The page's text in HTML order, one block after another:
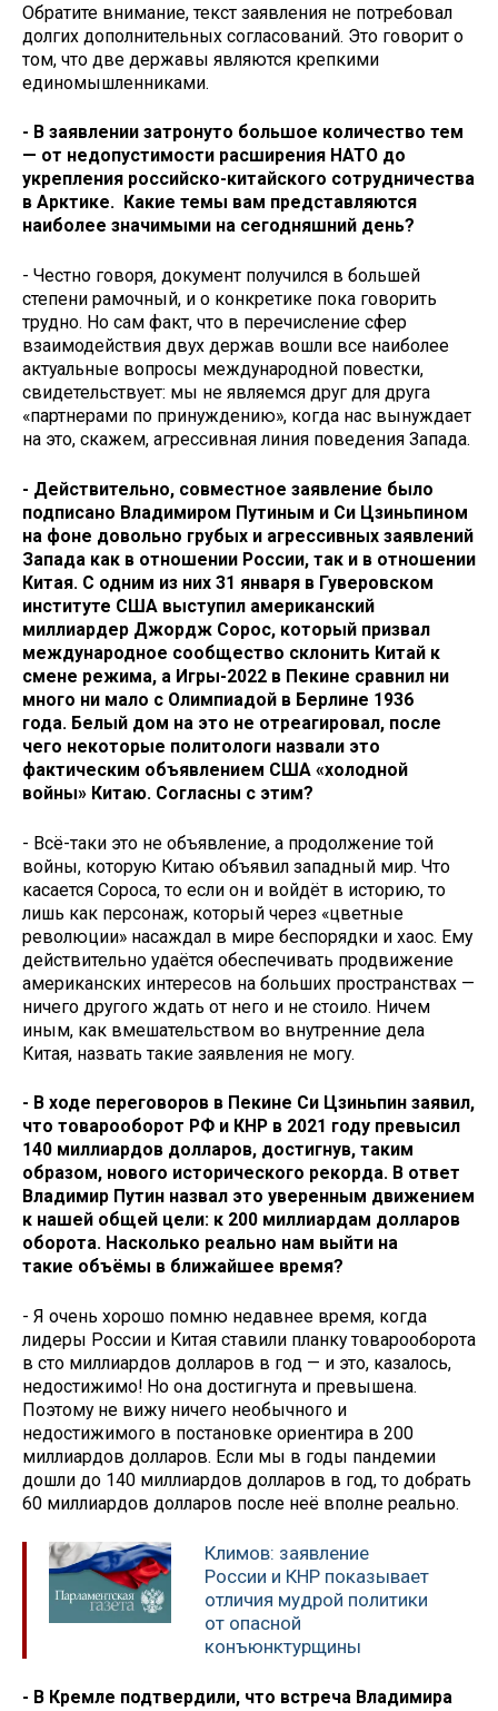
Обратите внимание, текст заявления не потребовал
долгих дополнительных согласований. Это говорит о
том, что две державы являются крепкими
единомышленниками.
- В заявлении затронуто большое количество тем
— от недопустимости расширения НАТО до
укрепления российско-китайского сотрудничества
в Арктике. Какие темы вам представляются
наиболее значимыми на сегодняшний день?
- Честно говоря, документ получился в большей
степени рамочный, и о конкретике пока говорить
трудно. Но сам факт, что в перечисление сфер
взаимодействия двух держав вошли все наиболее
актуальные вопросы международной повестки,
свидетельствует: мы не являемся друг для друга
«партнерами по принуждению», когда нас вынуждает
на это, скажем, агрессивная линия поведения Запада.
- Действительно, совместное заявление было
подписано Владимиром Путиным и Си Цзиньпином
на фоне довольно грубых и агрессивных заявлений
Запада как в отношении России, так и в отношении
Китая. С одним из них 31 января в Гуверовском
институте США выступил американский
миллиардер Джордж Сорос, который призвал
международное сообщество склонить Китай к
смене режима, а Игры-2022 в Пекине сравнил ни
много ни мало с Олимпиадой в Берлине 1936
года. Белый дом на это не отреагировал, после
чего некоторые политологи назвали это
фактическим объявлением США «холодной
войны» Китаю. Согласны с этим?
- Всё-таки это не объявление, а продолжение той
войны, которую Китаю объявил западный мир. Что
касается Сороса, то если он и войдёт в историю, то
лишь как персонаж, который через «цветные
революции» насаждал в мире беспорядки и хаос. Ему
действительно удаётся обеспечивать продвижение
американских интересов на больших пространствах —
ничего другого ждать от него и не стоило. Ничем
иным, как вмешательством во внутренние дела
Китая, назвать такие заявления не могу.
- В ходе переговоров в Пекине Си Цзиньпин заявил,
что товарооборот РФ и КНР в 2021 году превысил
140 миллиардов долларов, достигнув, таким
образом, нового исторического рекорда. В ответ
Владимир Путин назвал это уверенным движением
к нашей общей цели: к 200 миллиардам долларов
оборота. Насколько реально нам выйти на
такие объёмы в ближайшее время?
- Я очень хорошо помню недавнее время, когда
лидеры России и Китая ставили планку товарооборота
в сто миллиардов долларов в год — и это, казалось,
недостижимо! Но она достигнута и превышена.
Поэтому не вижу ничего необычного и
недостижимого в постановке ориентира в 200
миллиардов долларов. Если мы в годы пандемии
дошли до 140 миллиардов долларов в год, то добрать
60 миллиардов долларов после неё вполне реально.
Климов: заявление
России и КНР показывает
отличия мудрой политики
от опасной
конъюнктурщины
- В Кремле подтвердили, что встреча Владимира